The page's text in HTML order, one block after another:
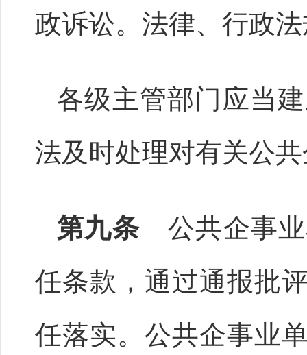
政诉讼。法律、行政
各级主管部门应当
法及时处理对有关公
第九条公共企事业
任条款，通过通报批
任落实。公共企事业